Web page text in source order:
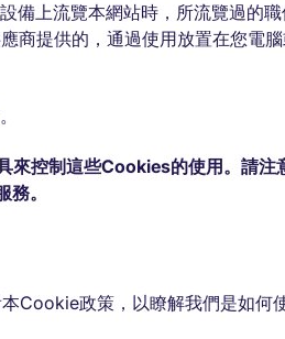
備上流覽本網站時，所流覽過的
商提供的，通過使用放置在您電
來控制這些Cookies的使用。請注
。
Cookie政策，以瞭解我們是如何